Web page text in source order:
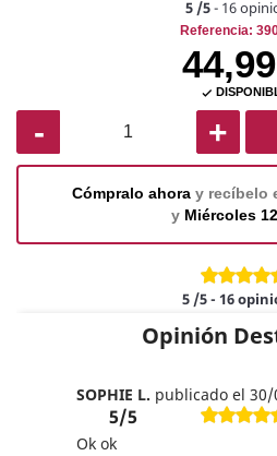
5/5- 16
Referencia:

- +
Cómpralo ahora y recíbelo
y Miércoles
5/5- 16
Opinión
SOPHIE L. publicado el 30/
5/5
Ok ok